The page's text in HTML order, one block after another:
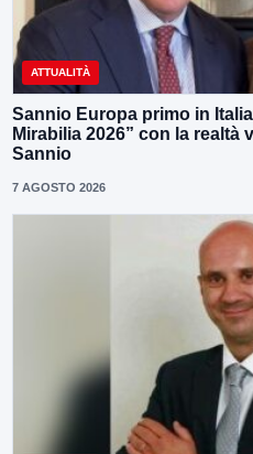
ATTUALITÀ
Sannio Europa primo in
Mirabilia 2026” con la realtà
Sannio
7 AGOSTO 2026